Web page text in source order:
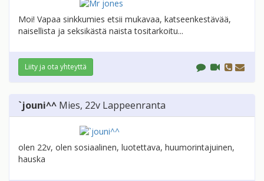
Moi! Vapaa sinkkumies etsii mukavaa, katseenkestävää,
naisellista ja seksikästä naista tositarkoitu...
Liity ja ota yhteyttä
`jouni^^ Mies, 22v Lappeenranta
olen 22v, olen sosiaalinen, luotettava, huumorintajuinen,
hauska